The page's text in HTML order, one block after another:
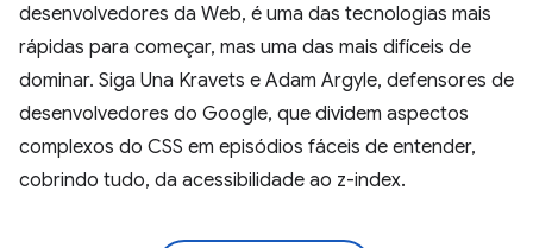
desenvolvedores da Web, é uma das tecnologias mais
rápidas para começar, mas uma das mais difíceis de
dominar. Siga Una Kravets e Adam Argyle, defensores de
desenvolvedores do Google, que dividem aspectos
complexos do CSS em episódios fáceis de entender,
cobrindo tudo, da acessibilidade ao z-index.